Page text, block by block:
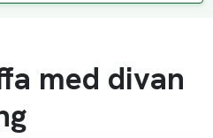
med divan